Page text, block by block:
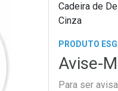
Cadeira de
Cinza
PRODUTO
Avise-
Para ser